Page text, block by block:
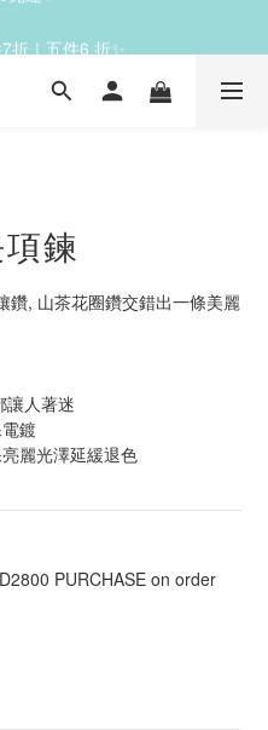
鍊
鑽, 山茶花圈鑽交錯出一條美麗
讓人著迷
鍍
麗光澤延緩退色
PURCHASE on order